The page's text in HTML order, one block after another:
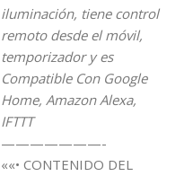
iluminación, tiene control
remoto desde el móvil,
temporizador y es
Compatible Con Google
Home, Amazon Alexa,
IFTTT
———————-
««• CONTENIDO DEL